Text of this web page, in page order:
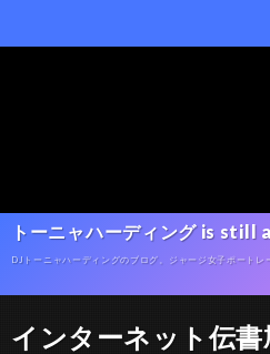
トーニャハーディング is still
DJトーニャハーディングのブログ。ジャージ女子ポート
インターネット伝書